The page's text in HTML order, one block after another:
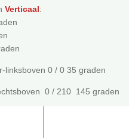
Verticaal:
linksboven 0 / 0 35 graden
0 / 210 145 graden